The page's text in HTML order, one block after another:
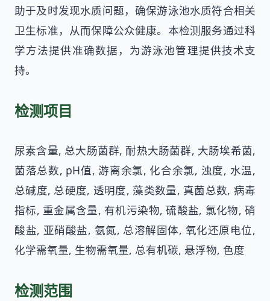
助于及时发现水质问题，确保游泳池水质符合相关
卫生标准，从而保障公众健康。本检测服务通过科
学方法提供准确数据，为游泳池管理提供技术支
持。
检测项目
尿素含量, 总大肠菌群, 耐热大肠菌群, 大肠埃希菌,
菌落总数, pH值, 游离余氯, 化合余氯, 浊度, 水温,
总碱度, 总硬度, 透明度, 藻类数量, 真菌总数, 病毒
指标, 重金属含量, 有机污染物, 硫酸盐, 氯化物, 硝
酸盐, 亚硝酸盐, 氨氮, 总溶解固体, 氧化还原电位,
化学需氧量, 生物需氧量, 总有机碳, 悬浮物, 色度
检测范围